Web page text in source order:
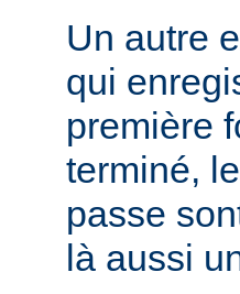
Un autre
qui
première
terminé,
passe
là aussi